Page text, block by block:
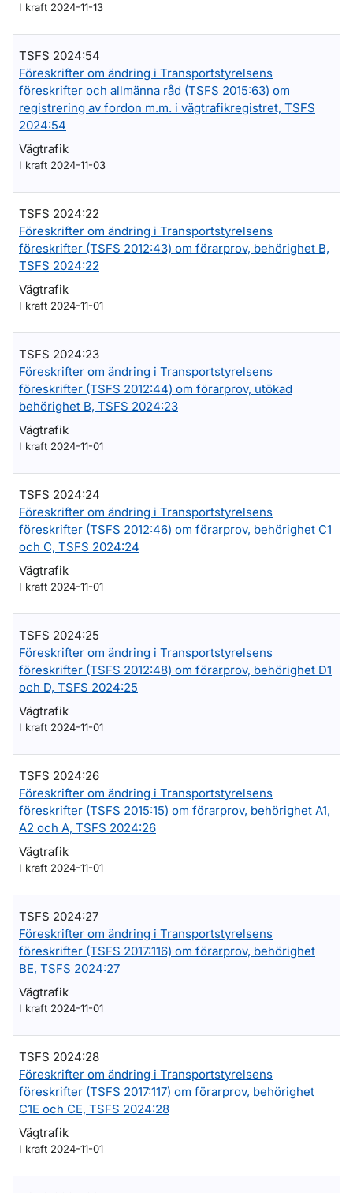
I kraft 2024-11-13
TSFS 2024:54
Föreskrifter om ändring i Transportstyrelsens
föreskrifter och allmänna råd (TSFS 2015:63) om
registrering av fordon m.m. i vägtrafikregistret, TSFS
2024:54
Vägtrafik
I kraft 2024-11-03
TSFS 2024:22
Föreskrifter om ändring i Transportstyrelsens
föreskrifter (TSFS 2012:43) om förarprov, behörighet B,
TSFS 2024:22
Vägtrafik
I kraft 2024-11-01
TSFS 2024:23
Föreskrifter om ändring i Transportstyrelsens
föreskrifter (TSFS 2012:44) om förarprov, utökad
behörighet B, TSFS 2024:23
Vägtrafik
I kraft 2024-11-01
TSFS 2024:24
Föreskrifter om ändring i Transportstyrelsens
föreskrifter (TSFS 2012:46) om förarprov, behörighet C1
och C, TSFS 2024:24
Vägtrafik
I kraft 2024-11-01
TSFS 2024:25
Föreskrifter om ändring i Transportstyrelsens
föreskrifter (TSFS 2012:48) om förarprov, behörighet D1
och D, TSFS 2024:25
Vägtrafik
I kraft 2024-11-01
TSFS 2024:26
Föreskrifter om ändring i Transportstyrelsens
föreskrifter (TSFS 2015:15) om förarprov, behörighet A1,
A2 och A, TSFS 2024:26
Vägtrafik
I kraft 2024-11-01
TSFS 2024:27
Föreskrifter om ändring i Transportstyrelsens
föreskrifter (TSFS 2017:116) om förarprov, behörighet
BE, TSFS 2024:27
Vägtrafik
I kraft 2024-11-01
TSFS 2024:28
Föreskrifter om ändring i Transportstyrelsens
föreskrifter (TSFS 2017:117) om förarprov, behörighet
C1E och CE, TSFS 2024:28
Vägtrafik
I kraft 2024-11-01